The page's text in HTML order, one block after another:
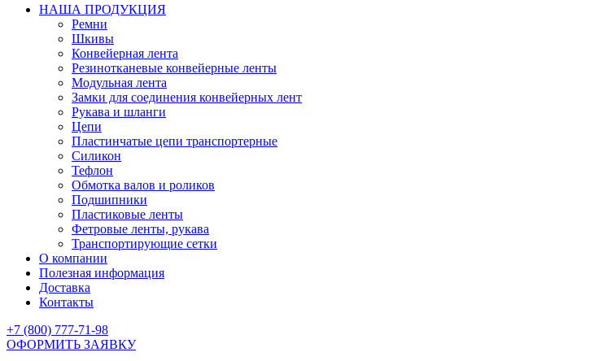
НАША ПРОДУКЦИЯ
Ремни
Шкивы
Конвейерная лента
Резинотканевые конвейерные ленты
Модульная лента
Замки для соединения конвейерных лент
Рукава и шланги
Цепи
Пластинчатые цепи транспортерные
Силикон
Тефлон
Обмотка валов и роликов
Подшипники
Пластиковые ленты
Фетровые ленты, рукава
Транспортирующие сетки
О компании
Полезная информация
Доставка
Контакты
+7 (800) 777-71-98
ОФОРМИТЬ ЗАЯВКУ